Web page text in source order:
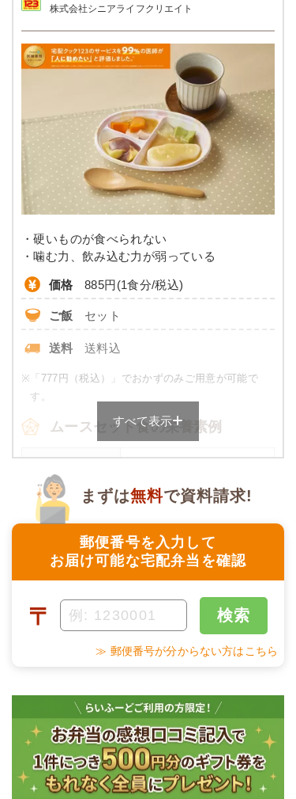
※メニューの補足
ご飯セットの栄養素です。お弁当献立の一例と
その栄養価のため、実際にご提供可能なメニュ
ーではないのでご注意ください。
品数 5品～6品
カロリー 306～408kcal
3.0g以下
タンパク質 -
脂質 -
糖質 -
リン -
カリウム -
コレステロール -
※カロリーは目安の数値であるため、メニューによっ
価です。
やわらか食のメニュー例
牛肉のオイスター炒め
コロッケ
菜の花の辛子和え
豆ひじき
マンゴーシロップ漬け
エネルギー：393kcal、たんぱく質：15.3g、脂
※メニューの補足
ご飯セットの栄養素です。お弁当献立の一例と
その栄養価のため、実際にご提供可能なメニュ
株式会社シニアライフクリエイト
・硬いものが食べられない
・噛む力、飲み込む力が弱っている
価格 885円(1食分/税込)
ご飯 セット
送料 送料込
※ 「777円（税込）」でおかずのみご用意が可能で
す。
ムースセット食の栄養素例
カロリー 458～474kcal
タンパク質 -
脂質 -
糖質 -
カリウム -
コレステロール -
※ カロリーは目安の数値であるため、メニューによっ
て異なる場合がございます。 おかゆセットでの栄養
すべて表示
郵便番号を入力して
お届け可能な宅配弁当を確認
まずは無料で資料請求!
〒 検索
≫ 郵便番号が分からない方はこちら